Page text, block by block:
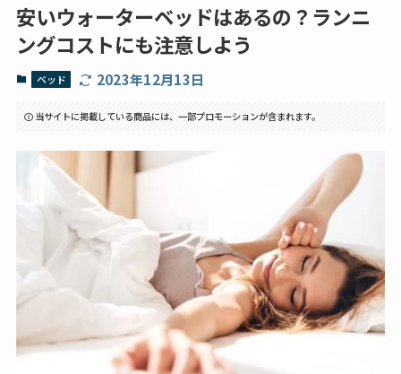
安いウォーターベッドはあるの？ランニ
ングコストにも注意しよう
ベッド 2023年12月13日
当サイトに掲載している商品には、一部プロモーションが含まれます。